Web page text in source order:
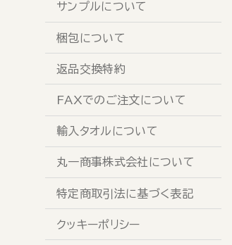
サンプルについて
梱包について
返品交換特約
FAXでのご注文について
輸入タオルについて
丸一商事株式会社について
特定商取引法に基づく表記
クッキーポリシー